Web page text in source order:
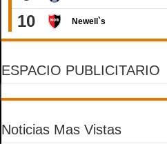
ESPACIO PUBLICITARIO
Noticias Mas Vistas